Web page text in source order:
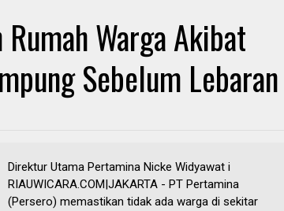
Warga Akibat
Sebelum Lebaran
Direktur Utama Pertamina Nicke Widyawat i
RIAUWICARA.COM|JAKARTA - PT Pertamina
(Persero) memastikan tidak ada warga di sekitar